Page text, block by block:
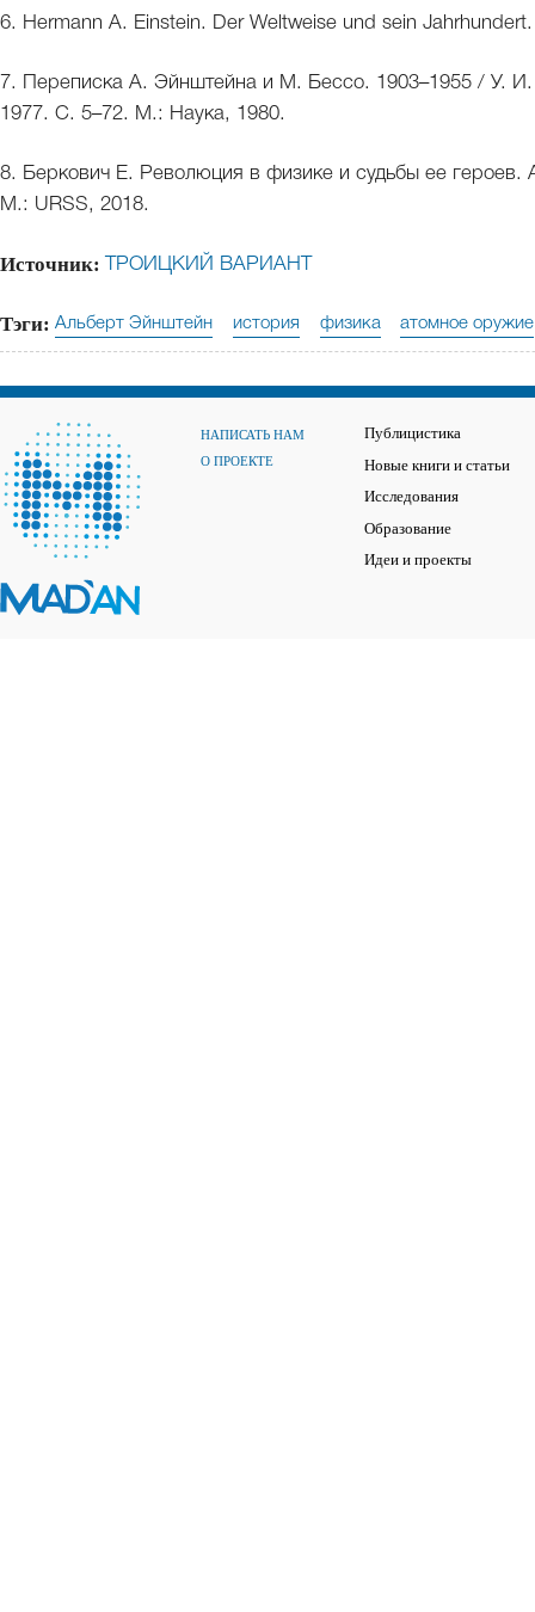
6. Hermann A. Einstein. Der Weltweise und sein
7. Переписка А. Эйнштейна и М. Бессо. 1903–1955 / У.
1977. C. 5–72. М.: Наука, 1980.
8. Беркович Е. Революция в физике и судьбы ее героев.
М.: URSS, 2018.
Источник: ТРОИЦКИЙ ВАРИАНТ
Тэги: Альберт Эйнштейн история физика атомное оружие
НАПИСАТЬ НАМ
О ПРОЕКТЕ
Публицистика
Новые книги и статьи
Исследования
Образование
Идеи и проекты